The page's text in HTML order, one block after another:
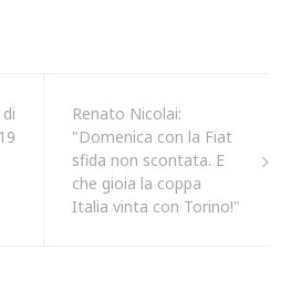
Renato Nicolai:
"Domenica con la Fiat
sfida non scontata. E
che gioia la coppa
Italia vinta con Torino!"